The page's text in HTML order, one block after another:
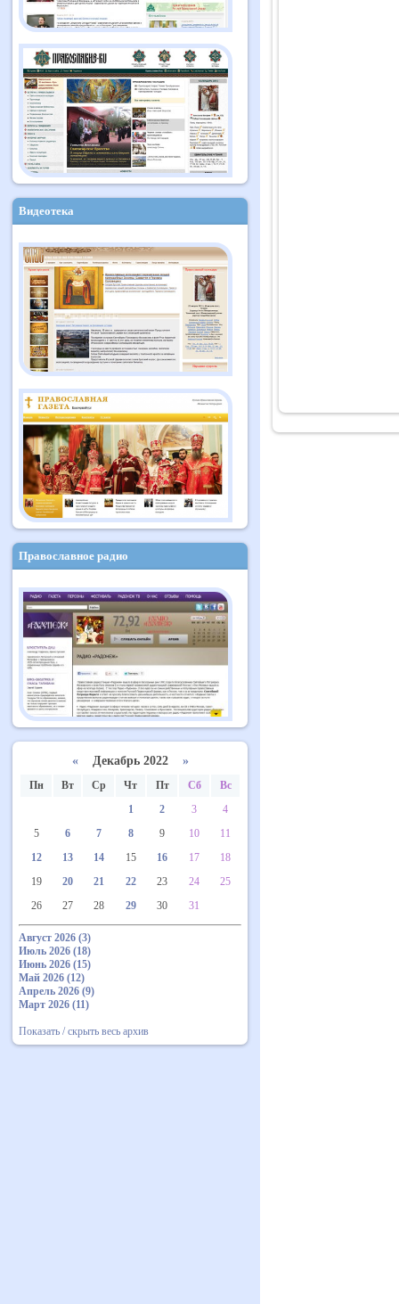
Видеотека
Православное радио
«Декабрь 2022 »
Пн Вт Ср Чт Пт Сб
Вс
1
2 3
4
5
6 7 8 9 10
11
12
13 14 15 16 17
18
19
20 21 22 23 24
25
26
27 28 29 30 31
Август 2026 (3)
Июль 2026 (18)
Июнь 2026 (15)
Май 2026 (12)
Апрель 2026 (9)
Март 2026 (11)
Показать / скрыть весь архив